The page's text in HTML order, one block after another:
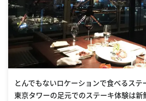
とんでもないロケーションで食べるステ
東京タワーの足元でのステーキ体験は新